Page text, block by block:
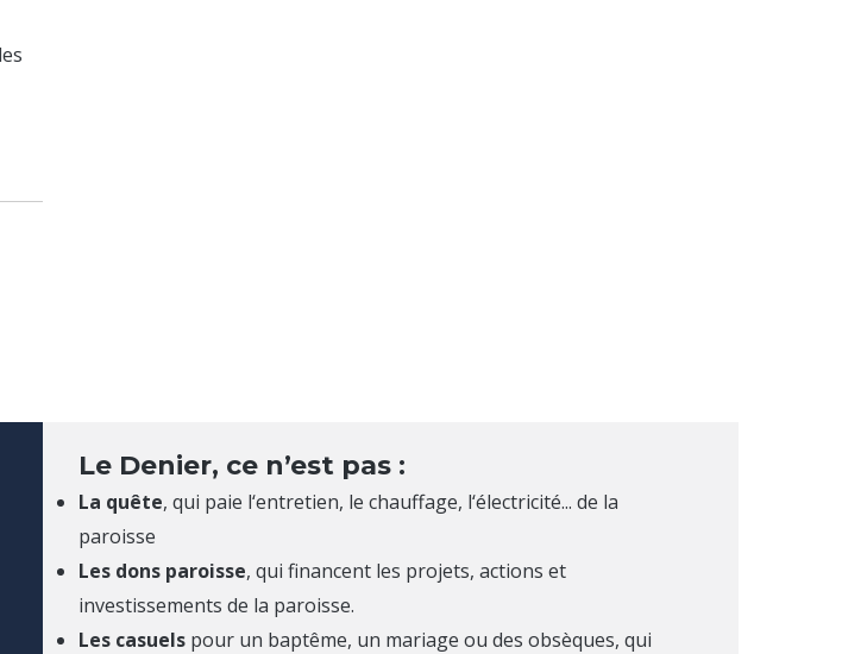
Le Denier, ce n’est pas :
La quête, qui paie l‘entretien, le chauffage, l‘électricité... de la
paroisse
Les dons paroisse, qui financent les projets, actions et
investissements de la paroisse.
Les casuels pour un baptême, un mariage ou des obsèques, qui